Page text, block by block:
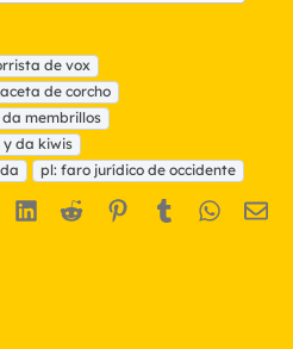
de vox
de corcho
membrillos
y da kiwis
pl: faro jurídico de occidente
LinkedIn
Reddit Pinterest
Tumblr